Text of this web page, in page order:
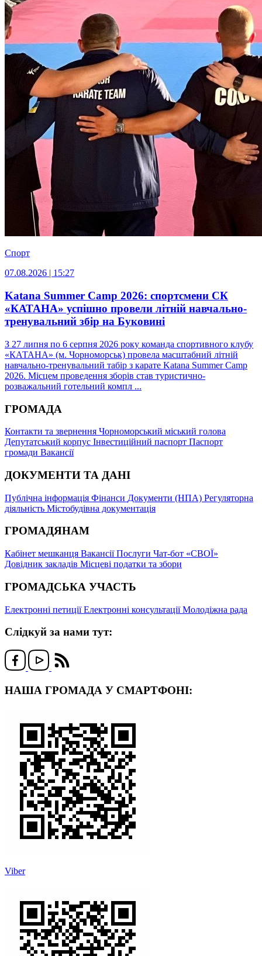
Спорт
07.08.2026 | 15:27
Katana Summer Camp 2026: спортсмени СК
«КАТАНА» успішно провели літній навчально-
тренувальний збір на Буковині
З 27 липня по 6 серпня 2026 року команда спортивного клубу
«КАТАНА» (м. Чорноморськ) провела масштабний літній
навчально-тренувальний табір з карате Katana Summer Camp
2026. Місцем проведення зборів став туристично-
розважальний готельний компл ...
ГРОМАДА
Контакти та звернення Чорноморський міський голова
Депутатський корпус Інвестиційний паспорт Паспорт
громади Вакансії
ДОКУМЕНТИ ТА ДАНІ
Публічна інформація Фінанси Документи (НПА) Регуляторна
діяльність Містобудівна документація
ГРОМАДЯНАМ
Кабінет мешканця ВакансіїПослуги Чат-бот «СВОЇ»
Довідник закладів Місцеві податки та збори
ГРОМАДСЬКА УЧАСТЬ
Електронні петиціїЕлектронні консультаціїМолодіжна рада
Слідкуй за нами тут:
НАША ГРОМАДА У СМАРТФОНІ:
Viber